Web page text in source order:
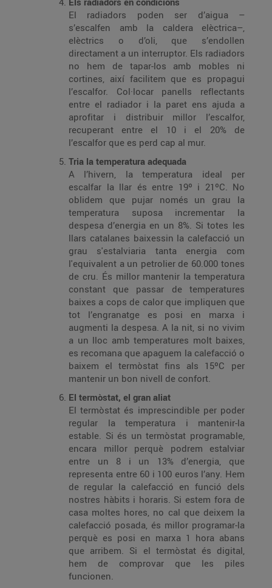
El radiadors poden ser d’aigua –
s’escalfen amb la caldera elèctrica–,
elèctrics o d’oli, que s’endollen
directament a un interruptor. Els radiadors
no hem de tapar-los amb mobles ni
cortines, així facilitem que es propagui
l’escalfor. Col·locar panells reflectants
entre el radiador i la paret ens ajuda a
aprofitar i distribuir millor l’escalfor,
recuperant entre el 10 i el 20% de
l’escalfor que es perd cap al mur.
Tria la temperatura adequada
A l’hivern, la temperatura ideal per
escalfar la llar és entre 19º i 21ºC. No
oblidem que pujar només un grau la
temperatura suposa incrementar la
despesa d’energia en un 8%. Si totes les
llars catalanes baixessin la calefacció un
grau s'estalviaria tanta energia com
l'equivalent a un petrolier de 60.000 tones
de cru. És millor mantenir la temperatura
constant que passar de temperatures
baixes a cops de calor que impliquen que
tot l’engranatge es posi en marxa i
augmenti la despesa. A la nit, si no vivim
a un lloc amb temperatures molt baixes,
es recomana que apaguem la calefacció o
baixem el termòstat fins als 15ºC per
mantenir un bon nivell de confort.
El termòstat, el gran aliat
El termòstat és imprescindible per poder
regular la temperatura i mantenir-la
estable. Si és un termòstat programable,
encara millor perquè podrem estalviar
entre un 8 i un 13% d’energia, que
representa entre 60 i 100 euros l’any. Hem
de regular la calefacció en funció dels
nostres hàbits i horaris. Si estem fora de
casa moltes hores, no cal que deixem la
calefacció posada, és millor programar-la
perquè es posi en marxa 1 hora abans
que arribem. Si el termòstat és digital,
hem de comprovar que les piles
funcionen.